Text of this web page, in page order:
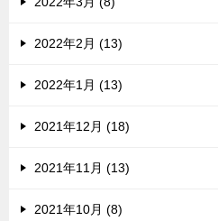
2022年2月 (13)
2022年1月 (13)
2021年12月 (18)
2021年11月 (13)
2021年10月 (8)